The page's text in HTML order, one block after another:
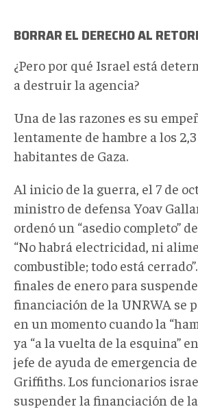
BORRAR EL DERECHO AL
¿Pero por qué Israel está
a destruir la agencia?
Una de las razones es su
lentamente de hambre a los
habitantes de Gaza.
Al inicio de la guerra, el 7 de
ministro de defensa Yoav
ordenó un “asedio completo”
“No habrá electricidad, ni
combustible; todo está
finales de enero para
financiación de la UNRWA se
en un momento cuando la
ya “a la vuelta de la esquina” en
jefe de ayuda de emergencia
Griffiths. Los funcionarios
suspender la financiación de